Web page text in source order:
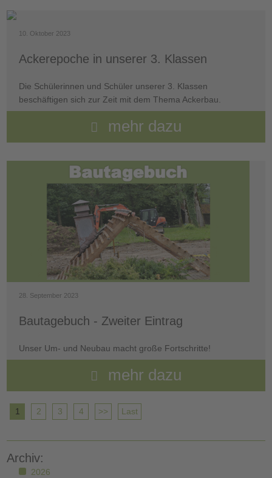
10. Oktober 2023
Ackerepoche in unserer 3. Klassen
Die Schülerinnen und Schüler unserer 3. Klassen
beschäftigen sich zur Zeit mit dem Thema Ackerbau.
mehr dazu
28. September 2023
Bautagebuch - Zweiter Eintrag
Unser Um- und Neubau macht große Fortschritte!
mehr dazu
1 2 3 4 >> Last
Archiv:
2026